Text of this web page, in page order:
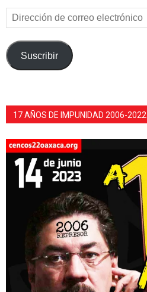
Dirección
de
correo
electrónico
Suscribir
17 AÑOS DE IMPUNIDAD 2006-2022